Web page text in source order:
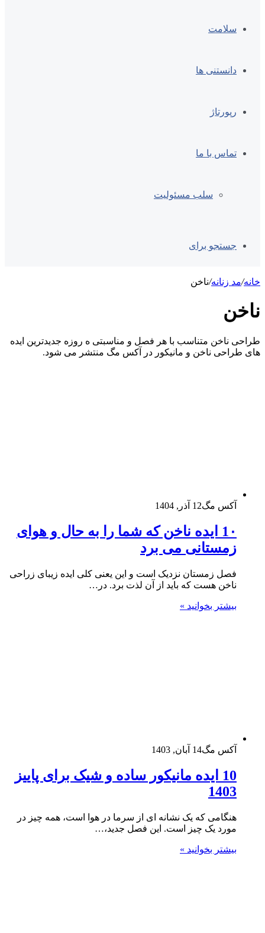
سلامت
دانستنی ها
رپورتاژ
تماس با ما
سلب مسئولیت
جستجو برای
خانه/مد زنانه/ناخن
ناخن
طراحی ناخن متناسب با هر فصل و مناسبتی ه روزه جدیدترین ایده
های طراحی ناخن و مانیکور در آکس مگ منتشر می شود.
آکس مگ12 آذر, 1404
1۰ ایده ناخن که شما را به حال و هوای
زمستانی می برد
فصل زمستان نزدیک است و این یعنی کلی ایده زیبای زراحی
ناخن هست که باید از آن لذت برد. در…
بیشتر بخوانید »
آکس مگ14 آبان, 1403
10 ایده مانیکور ساده و شیک برای پاییز
1403
هنگامی که یک نشانه ای از سرما در هوا است، همه چیز در
مورد یک چیز است. این فصل جدید،…
بیشتر بخوانید »